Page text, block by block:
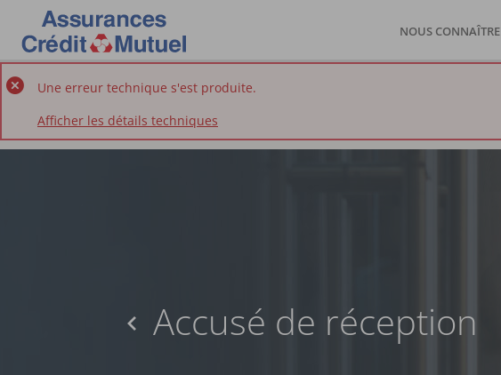
NOUS CONNAÎTRE
Une erreur technique s'est produite.
Afficher les détails techniques
Accusé de réception